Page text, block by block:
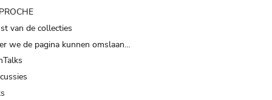
van de collecties
we de pagina kunnen omslaan…